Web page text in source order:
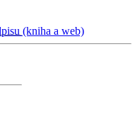
(kniha a web)